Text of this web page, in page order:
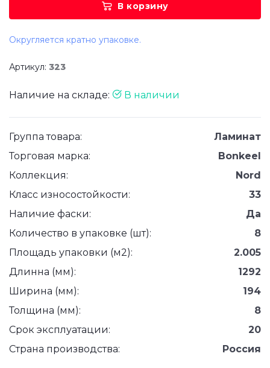
В корзину
Округляется кратно упаковке.
Артикул: 323
Наличие на складе: В наличии
Группа товара:
Ламинат
Торговая марка:
Bonkeel
Коллекция:
Nord
Класс износостойкости:
33
Наличие фаски:
Да
Количество в упаковке (шт):
8
Площадь упаковки (м2):
2.005
Длинна (мм):
1292
Ширина (мм):
194
Толщина (мм):
8
Срок эксплуатации:
20
Страна производства:
Россия